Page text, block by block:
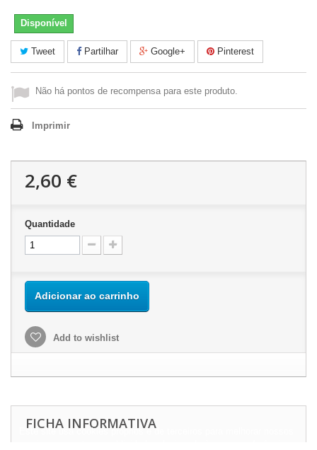
Disponível
Tweet Partilhar Google+ Pinterest
Não há pontos de recompensa para este produto.
Imprimir
2,60 €
Quantidade
Adicionar ao carrinho
Add to wishlist
FICHA INFORMATIVA
Este site usa cookies próprios e de terceiros para melhorar nossos